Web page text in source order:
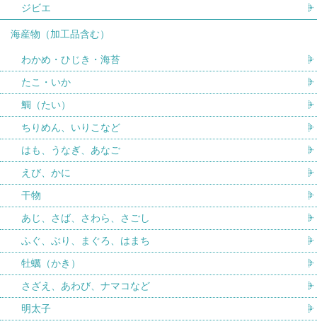
ジビエ
海産物（加工品含む）
わかめ・ひじき・海苔
たこ・いか
鯛（たい）
ちりめん、いりこなど
はも、うなぎ、あなご
えび、かに
干物
あじ、さば、さわら、さごし
ふぐ、ぶり、まぐろ、はまち
牡蠣（かき）
さざえ、あわび、ナマコなど
明太子